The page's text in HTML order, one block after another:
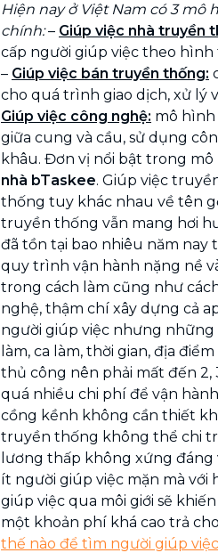
Hiện nay ở Việt Nam có 3
chính:– Giúp việc nhà truyền
cấp người giúp việc theo
– Giúp việc bán truyền thống:
cho quá trình giao dịch, xử lý
Giúp việc công nghệ: mô hình
giữa cung và cầu, sử dụng
khâu. Đơn vị nổi bật trong mô
nhà bTaskee. Giúp việc
thống tuy khác nhau về tên
truyền thống vẫn mang hơi
đã tồn tại bao nhiêu năm
quy trình vận hành nặng nề
trong cách làm cũng như
nghệ, thậm chí xây dựng cả
người giúp việc nhưng những
làm, ca làm, thời gian, địa
thủ công nên phải mất đến 2,
quá nhiều chi phí để vận
cồng kềnh không cần thiết
truyền thống không thể chi
lương thấp không xứng đáng
ít người giúp việc mặn mà với
giúp việc qua môi giới sẽ
một khoản phí khá cao trả
thế nào để tìm người giúp